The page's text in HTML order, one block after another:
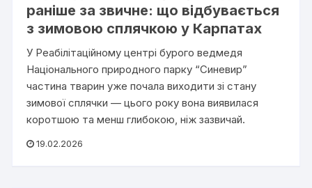
раніше за звичне: що відбувається
з зимовою сплячкою у Карпатах
У Реабілітаційному центрі бурого ведмедя
Національного природного парку “Синевир”
частина тварин уже почала виходити зі стану
зимової сплячки — цього року вона виявилася
коротшою та менш глибокою, ніж зазвичай.
19.02.2026